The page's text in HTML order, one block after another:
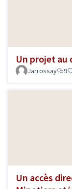
Un projet
Jarrossay 9
Un accès